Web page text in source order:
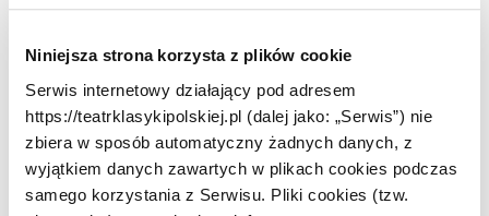
Niniejsza strona korzysta z plików cookie
Serwis internetowy działający pod adresem
https://teatrklasykipolskiej.pl (dalej jako: „Serwis”) nie
zbiera w sposób automatyczny żadnych danych, z
wyjątkiem danych zawartych w plikach cookies podczas
samego korzystania z Serwisu. Pliki cookies (tzw.
Śluby Panieńskie
Na pełnym morzu / Striptease